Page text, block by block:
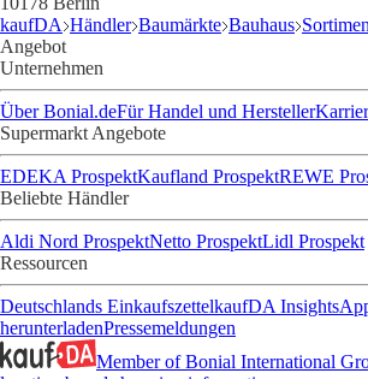
kaufDA Händler Baumärkte Bauhaus
Angebot
Unternehmen
Über Bonial.deFür Handel und Hersteller
Supermarkt Angebote
EDEKA ProspektKaufland ProspektREWE
Beliebte Händler
Aldi Nord ProspektNetto ProspektLidl Prospekt
Ressourcen
Deutschlands EinkaufszettelkaufDA Insights
herunterladenPressemeldungen
Member of Bonial International